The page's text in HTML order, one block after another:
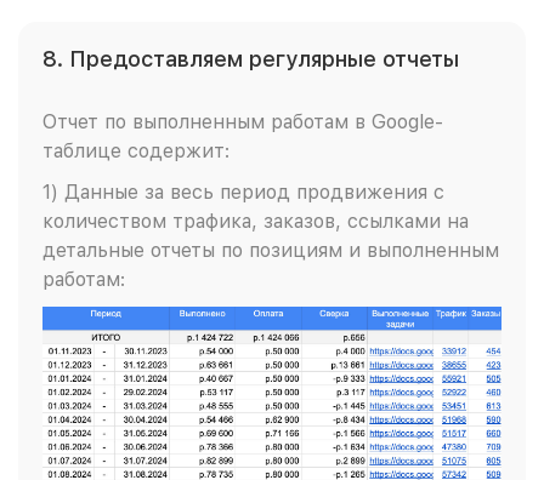
8. Предоставляем регулярные отчеты
Отчет по выполненным работам в Google-
таблице содержит:
1) Данные за весь период продвижения с
количеством трафика, заказов, ссылками на
детальные отчеты по позициям и выполненным
работам: